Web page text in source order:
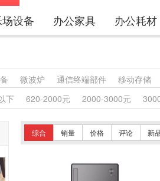
设备 办公家具 办公耗材
微波炉 通信终端部件
移动存储
风类
木质屏风类 其他材质架类
木质柜类 其他沙发类 藤沙发类
沙发类
金属骨架沙发类 其他椅凳类
藤制等材料椅凳类
木骨架为主的椅凳类
桌类
塑料床类
下 620-2000元 2000-3000元
综合 销量 价格 评论 新